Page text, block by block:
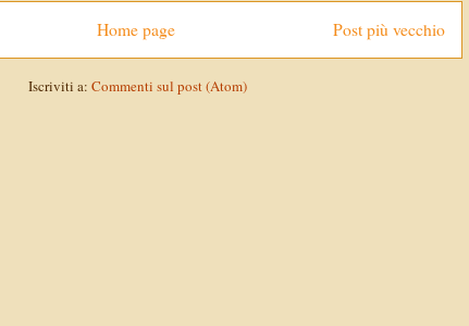
Post più vecchio
Home page
Iscriviti a: Commenti sul post (Atom)